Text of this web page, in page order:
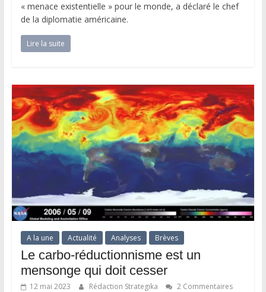
« menace existentielle » pour le monde, a déclaré le chef
de la diplomatie américaine.
Lire la suite
A la une Actualité Analyses Brèves
Le carbo-réductionnisme est un
mensonge qui doit cesser
12 mai 2023 Rédaction Strategika
2 Commentaires